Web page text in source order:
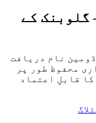
گلوبنک کے
نام دریافت
محفوظ طور پر
قابلِ اعتماد